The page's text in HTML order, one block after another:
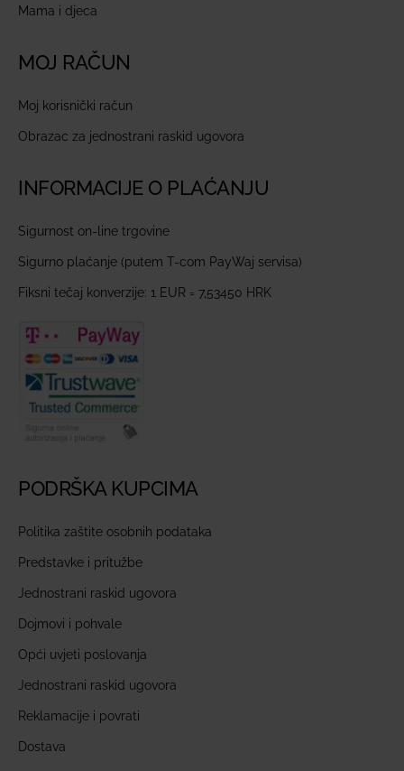
Mama i djeca
MOJ RAČUN
Moj korisnički račun
Obrazac za jednostrani raskid ugovora
INFORMACIJE O PLAĆANJU
Sigurnost on-line trgovine
Sigurno plaćanje (putem T-com PayWaj servisa)
Fiksni tečaj konverzije: 1 EUR = 7,53450 HRK
PODRŠKA KUPCIMA
Politika zaštite osobnih podataka
Predstavke i pritužbe
Jednostrani raskid ugovora
Dojmovi i pohvale
Opći uvjeti poslovanja
Jednostrani raskid ugovora
Reklamacije i povrati
Dostava